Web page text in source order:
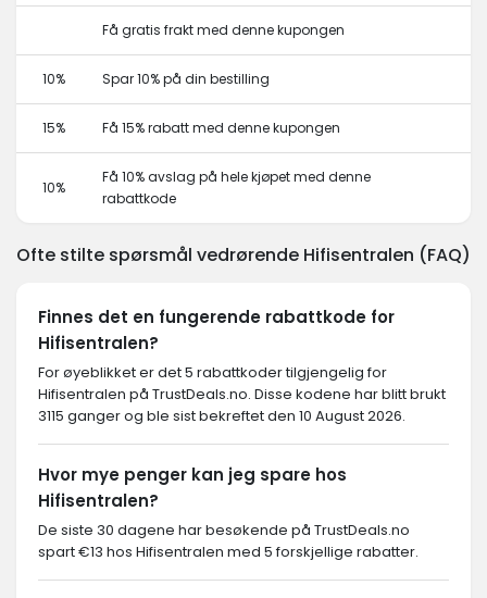
Få gratis frakt med denne kupongen
10% Spar 10% på din bestilling
15% Få 15% rabatt med denne kupongen
10%
Få 10% avslag på hele kjøpet med denne
rabattkode
Ofte stilte spørsmål vedrørende Hifisentralen (FAQ)
Finnes det en fungerende rabattkode for
Hifisentralen?
For øyeblikket er det 5 rabattkoder tilgjengelig for
Hifisentralen på TrustDeals.no. Disse kodene har blitt brukt
3115 ganger og ble sist bekreftet den 10 August 2026.
Hvor mye penger kan jeg spare hos
Hifisentralen?
De siste 30 dagene har besøkende på TrustDeals.no
spart €13 hos Hifisentralen med 5 forskjellige rabatter.